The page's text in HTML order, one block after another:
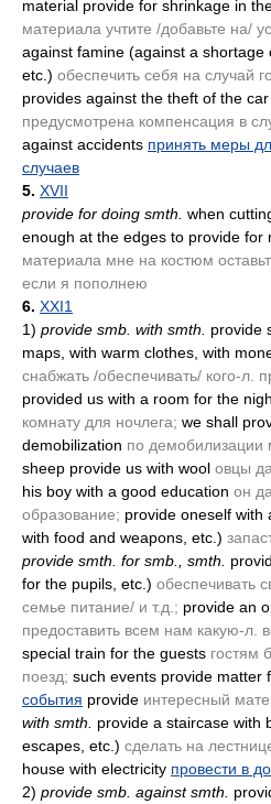
material provide for shrinkage in
материала учтите /добавьте на/
against famine (against a shortage
etc.) обеспечить себя на случай
provides against the theft of the car
предусмотрена компенсация в
against accidents принять меры
случаев
5. XVII
provide for doing smth. when
enough at the edges to provide for
материала мне на костюм
если я пополнею
6. XXI1
1) provide smb. with smth. provide
maps, with warm clothes, with
снабжать /обеспечивать/ кого-л.
provided us with a room for the
комнату для ночлега; we shall
demobilization по демобилизации
sheep provide us with wool овцы
his boy with a good education он
образование; provide oneself with
with food and weapons, etc.)
provide smth. for smb., smth.
for the pupils, etc.) обеспечивать
семье питание/ и т.д.; provide an
предоставить всем нам какую-л.
special train for the guests гостям
поезд; such events provide matter
события provide интересный
with smth.
provide a staircase with
escapes, etc.) сделать на
house with electricity провести в
2) provide smb. against smth.